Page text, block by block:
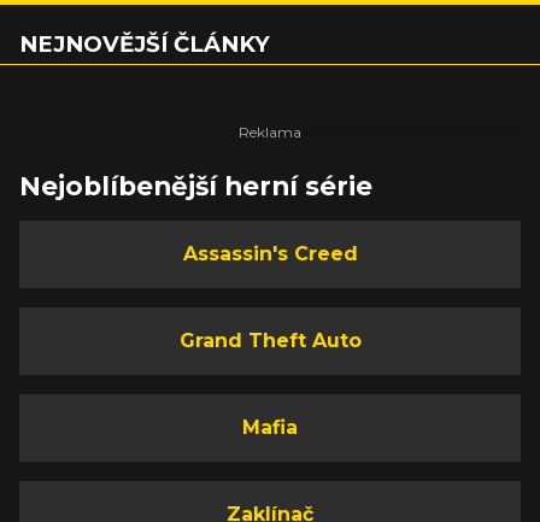
NEJNOVĚJŠÍ ČLÁNKY
Nejoblíbenější herní série
Assassin's Creed
Grand Theft Auto
Mafia
Zaklínač